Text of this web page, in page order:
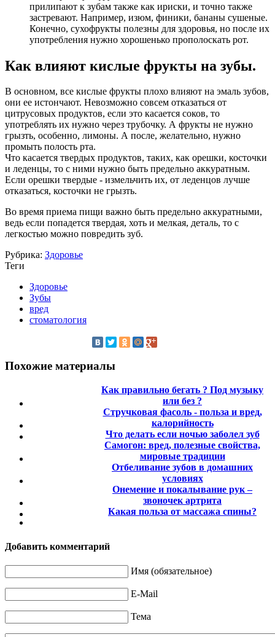
прилипают к зубам также как ириски, и точно также
застревают. Например, изюм, финики, бананы сушеные.
Конечно, сухофрукты полезны для здоровья, но после их
употребления нужно хорошенько прополоскать рот.
Как влияют кислые фрукты на зубы.
В основном, все кислые фрукты плохо влияют на эмаль зубов,
они ее истончают. Невозможно совсем отказаться от
цитрусовых продуктов, если это касается соков, то
употреблять их нужно через трубочку. А фрукты не нужно
грызть, особенно, лимоны. А после, желательно, нужно
промыть полость рта.
Что касается твердых продуктов, таких, как орешки, косточки
и леденцы, то с ними нужно быть предельно аккуратным.
Если орешки твердые - измельчить их, от леденцов лучше
отказаться, косточки не грызть.
Во время приема пищи важно быть предельно аккуратными,
ведь если попадется твердая, хоть и мелкая, деталь, то с
легкостью можно повредить зуб.
Рубрика: Здоровье
Теги
Здоровье
Зубы
вред
стоматология
Похожие материалы
Как правильно бегать ? Под музыку
или без ?
Стручковая фасоль - польза и вред,
калорийность
Что делать если ночью заболел зуб
Самогон: вред, полезные свойства,
мировые традиции
Отбеливание зубов в домашних
условиях
Онемение и покалывание рук –
звоночек артрита
Какая польза от массажа спины?
Добавить комментарий
Имя (обязательное)
E-Mail
Тема